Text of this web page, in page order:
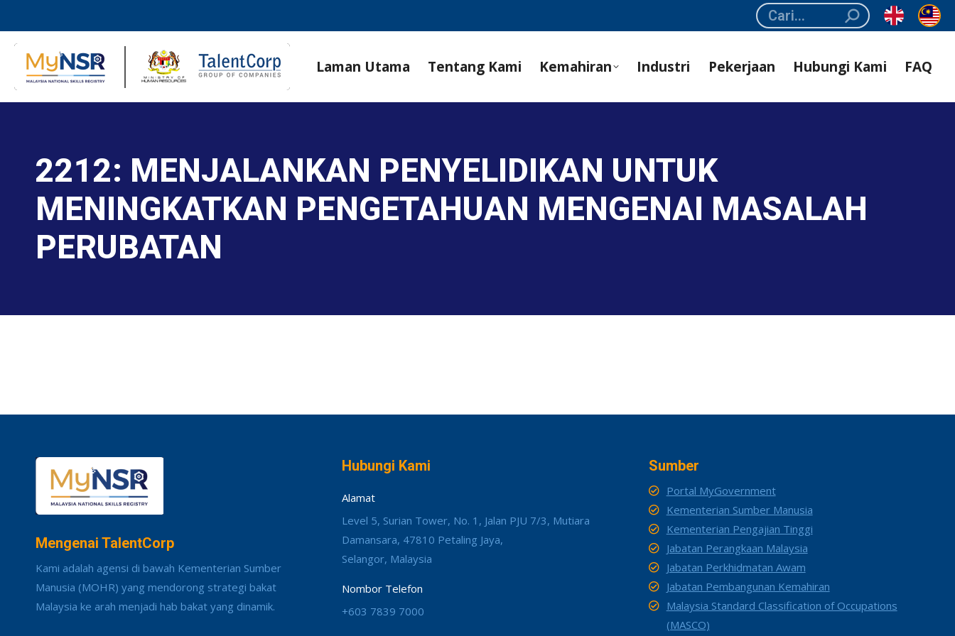
Search:
Laman Utama Tentang Kami Kemahiran Industri Pekerjaan Hubungi Kami FAQ
2212: MENJALANKAN PENYELIDIKAN UNTUK
MENINGKATKAN PENGETAHUAN MENGENAI MASALAH
PERUBATAN
Mengenai TalentCorp
Kami adalah agensi di bawah Kementerian Sumber
Manusia (MOHR) yang mendorong strategi bakat
Malaysia ke arah menjadi hab bakat yang dinamik.
Hubungi Kami
Alamat
Level 5, Surian Tower, No. 1, Jalan PJU 7/3, Mutiara
Damansara, 47810 Petaling Jaya,
Selangor, Malaysia
Nombor Telefon
+603 7839 7000
Sumber
Portal MyGovernment
Kementerian Sumber Manusia
Kementerian Pengajian Tinggi
Jabatan Perangkaan Malaysia
Jabatan Perkhidmatan Awam
Jabatan Pembangunan Kemahiran
Malaysia Standard Classification of Occupations
(MASCO)